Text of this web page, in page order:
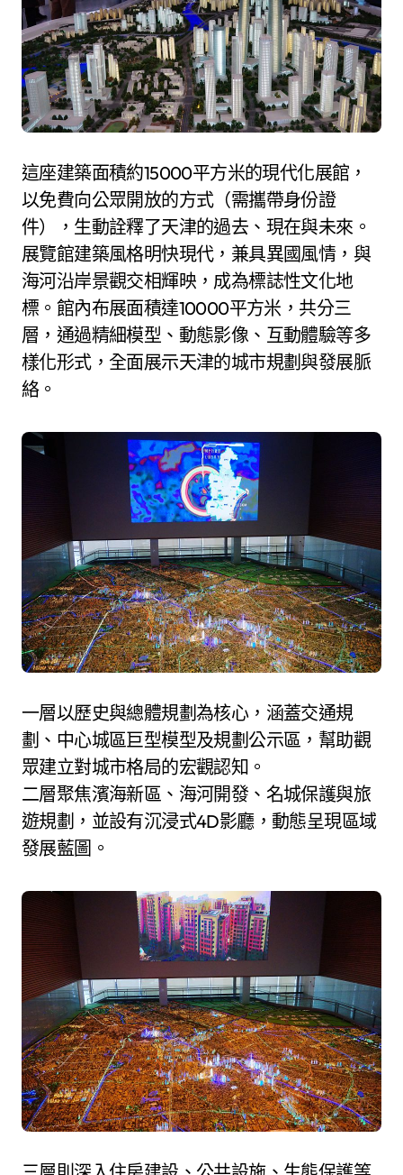
這座建築面積約15000平方米的現代化展館，
以免費向公眾開放的方式（需攜帶身份證
件），生動詮釋了天津的過去、現在與未來。
展覽館建築風格明快現代，兼具異國風情，與
海河沿岸景觀交相輝映，成為標誌性文化地
標。館內布展面積達10000平方米，共分三
層，通過精細模型、動態影像、互動體驗等多
樣化形式，全面展示天津的城市規劃與發展脈
絡。
一層以歷史與總體規劃為核心，涵蓋交通規
劃、中心城區巨型模型及規劃公示區，幫助觀
眾建立對城市格局的宏觀認知。
二層聚焦濱海新區、海河開發、名城保護與旅
遊規劃，並設有沉浸式4D影廳，動態呈現區域
發展藍圖。